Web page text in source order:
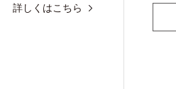
詳しくはこちら